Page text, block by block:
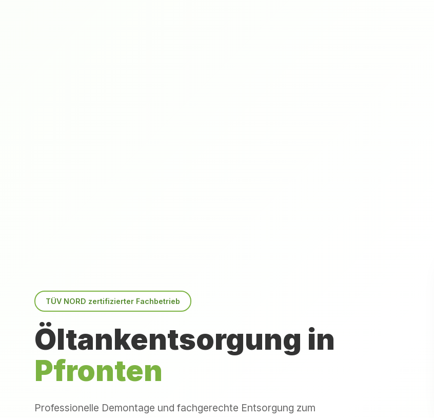
TÜV NORD zertifizierter Fachbetrieb
Öltankentsorgung in
Pfronten
Professionelle Demontage und fachgerechte Entsorgung zum